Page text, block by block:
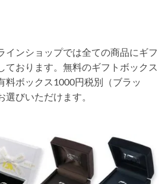
インショップでは全ての商品にギフ
ております。無料のギフトボックス
料ボックス1000円税別（ブラッ
びいただけます。